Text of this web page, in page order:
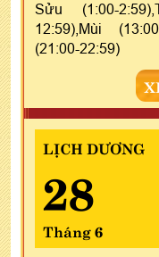
Sửu (1:00-
12:59),Mùi
(21:00-22:59)
LỊCH DƯƠNG
28
Tháng 6